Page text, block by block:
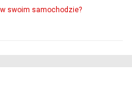
swoim samochodzie?